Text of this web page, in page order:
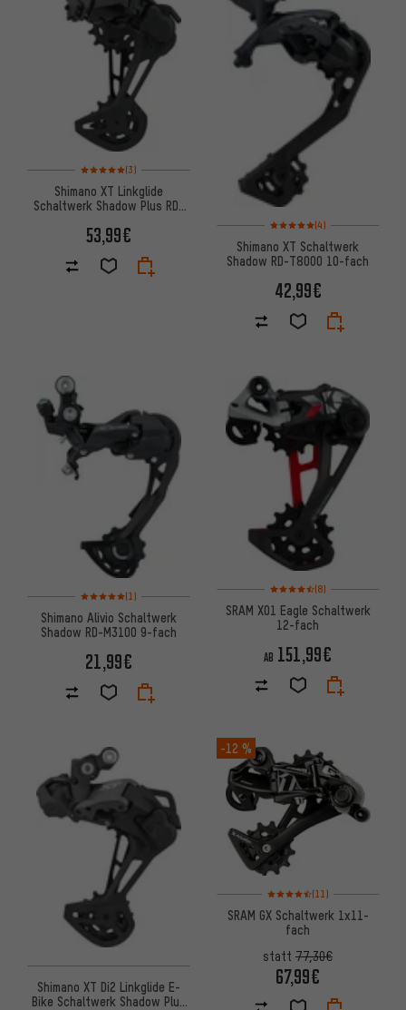
Bewertungen: 5 von 5 basierend auf 3 Bewertungen
(3)
Shimano XT Linkglide
Schaltwerk Shadow Plus RD-
53,99€
Bewertungen: 5 von 5
(4)
Shimano XT Schaltwerk
Shadow RD-T8000 10-fach
42,99€
Bewertungen: 5 von 5 basierend auf 1 Bewertungen
(1)
Shimano Alivio Schaltwerk
Shadow RD-M3100 9-fach
21,99€
Bewertungen: 4,5 von 5
(8)
SRAM X01 Eagle Schaltwerk
12-fach
AB 151,99€
Shimano XT Di2 Linkglide E-
Bike Schaltwerk Shadow Plus
-12 %
Bewertungen: 4,5 von 5
(11)
SRAM GX Schaltwerk 1x11-
fach
statt 77,30€
67,99€